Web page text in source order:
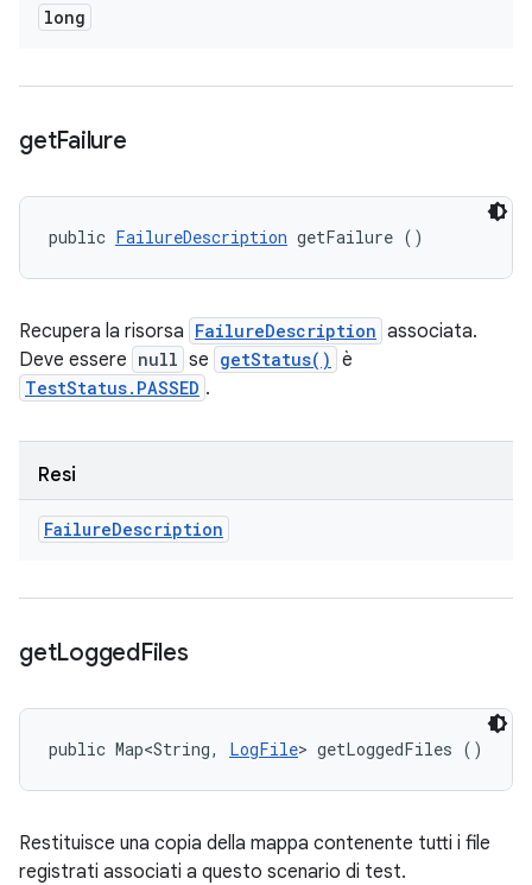
long
getFailure
public FailureDescription getFailure ()
Recupera la risorsa FailureDescription associata.
Deve essere null se getStatus() è
TestStatus.PASSED .
Resi
FailureDescription
getLoggedFiles
public Map<String, LogFile> getLoggedFiles ()
Restituisce una copia della mappa contenente tutti i file
registrati associati a questo scenario di test.